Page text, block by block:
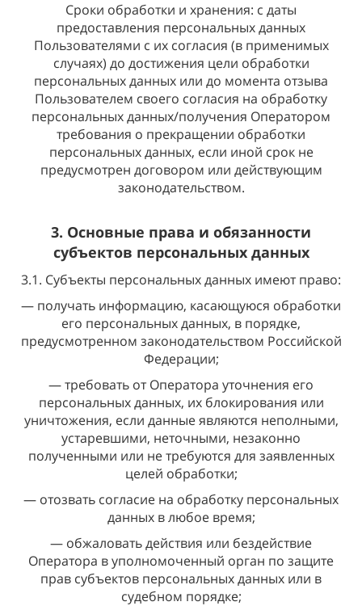
Сроки обработки и хранения: с даты
предоставления персональных данных
Пользователями с их согласия (в применимых
случаях) до достижения цели обработки
персональных данных или до момента отзыва
Пользователем своего согласия на обработку
персональных данных/получения Оператором
требования о прекращении обработки
персональных данных, если иной срок не
предусмотрен договором или действующим
законодательством.
3. Основные права и обязанности
субъектов персональных данных
3.1. Субъекты персональных данных имеют право:
— получать информацию, касающуюся обработки
его персональных данных, в порядке,
предусмотренном законодательством Российской
Федерации;
— требовать от Оператора уточнения его
персональных данных, их блокирования или
уничтожения, если данные являются неполными,
устаревшими, неточными, незаконно
полученными или не требуются для заявленных
целей обработки;
— отозвать согласие на обработку персональных
данных в любое время;
— обжаловать действия или бездействие
Оператора в уполномоченный орган по защите
прав субъектов персональных данных или в
судебном порядке;